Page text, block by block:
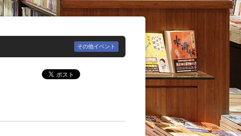
その他イベント